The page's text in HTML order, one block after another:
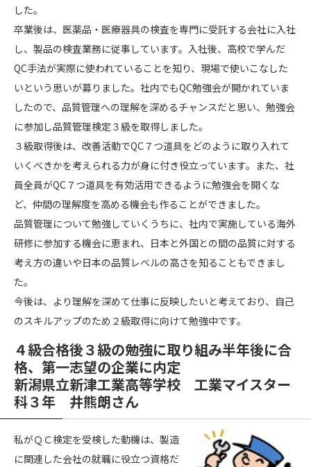
した。
卒業後は、医薬品・医療器具の検査を専門に受託する会社に入社
し、製品の検査業務に従事しています。入社後、高校で学んだ
QC手法が実際に使われていることを知り、現場で使いこなした
いという思いが募りました。社内でもQC勉強会が開かれていま
したので、品質管理への理解を深めるチャンスだと思い、勉強会
に参加し品質管理検定３級を取得しました。
３級取得後は、改善活動でQC７つ道具をどのように取り入れて
いくべきかを考えられる力が身に付き役立っています。また、社
員全員がQC７つ道具を有効活用できるように勉強会を開くな
ど、仲間の理解度を高める機会も作ることができました。
品質管理について勉強していくうちに、社内で実施している海外
研修に参加する機会に恵まれ、日本と外国との間の品質に対する
考え方の違いや日本の品質レベルの高さを知ることもできまし
た。
今後は、より理解を深めて仕事に反映したいと考えており、自己
のスキルアップのため２級取得に向けて勉強中です。
４級合格後３級の勉強に取り組み半年後に合
格、第一志望の企業に内定
新潟県立新津工業高等学校 工業マイスター
科３年 井熊朗さん
私がＱＣ検定を受検した動機は、製造
に関連した会社の就職に役立つ資格だ